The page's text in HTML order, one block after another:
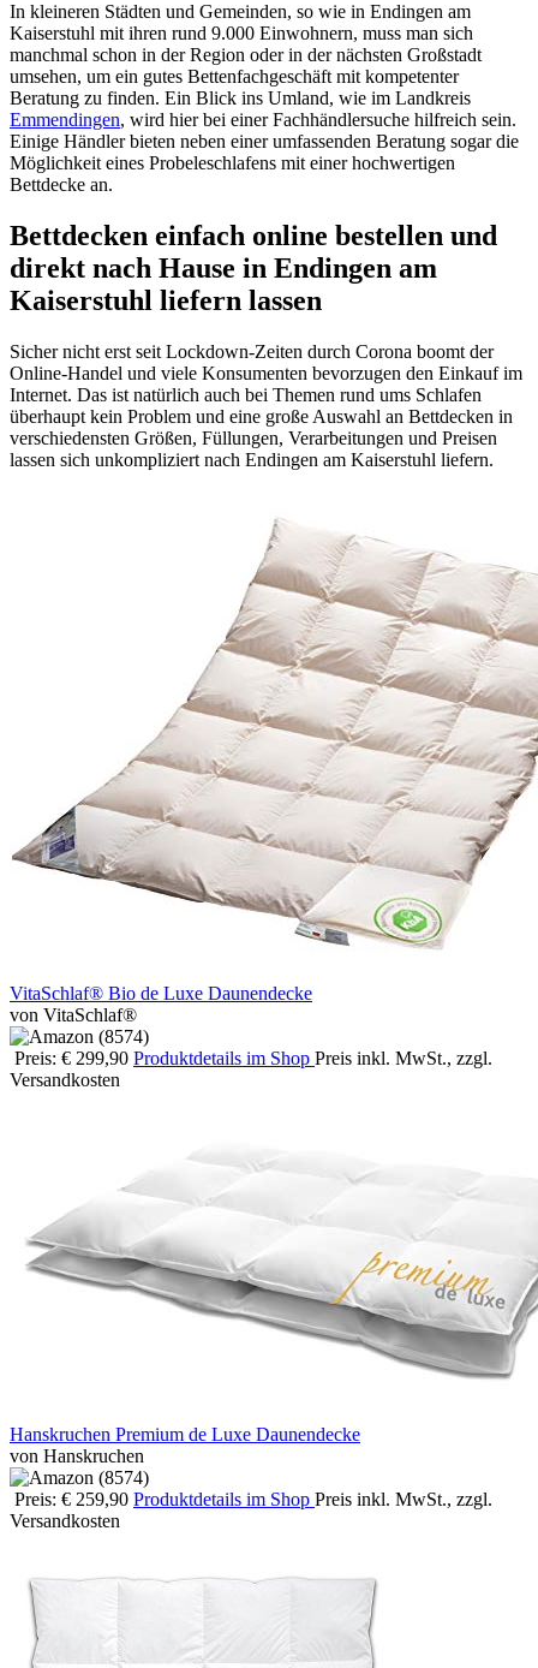
In kleineren Städten und Gemeinden, so wie in Endingen am
Kaiserstuhl mit ihren rund 9.000 Einwohnern, muss man sich
manchmal schon in der Region oder in der nächsten Großstadt
umsehen, um ein gutes Bettenfachgeschäft mit kompetenter
Beratung zu finden. Ein Blick ins Umland, wie im Landkreis
Emmendingen, wird hier bei einer Fachhändlersuche hilfreich sein.
Einige Händler bieten neben einer umfassenden Beratung sogar die
Möglichkeit eines Probeleschlafens mit einer hochwertigen
Bettdecke an.
Bettdecken einfach online bestellen und
direkt nach Hause in Endingen am
Kaiserstuhl liefern lassen
Sicher nicht erst seit Lockdown-Zeiten durch Corona boomt der
Online-Handel und viele Konsumenten bevorzugen den Einkauf im
Internet. Das ist natürlich auch bei Themen rund ums Schlafen
überhaupt kein Problem und eine große Auswahl an Bettdecken in
verschiedensten Größen, Füllungen, Verarbeitungen und Preisen
lassen sich unkompliziert nach Endingen am Kaiserstuhl liefern.
VitaSchlaf® Bio de Luxe Daunendecke
von VitaSchlaf®
Preis: € 299,90 Produktdetails im Shop Preis inkl. MwSt., zzgl.
Versandkosten
Hanskruchen Premium de Luxe Daunendecke
von Hanskruchen
Preis: € 259,90 Produktdetails im Shop Preis inkl. MwSt., zzgl.
Versandkosten